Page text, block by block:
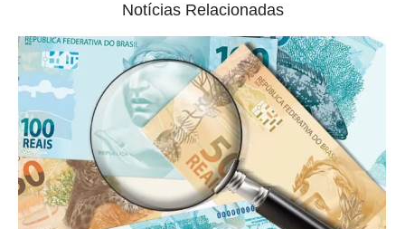
Notícias Relacionadas